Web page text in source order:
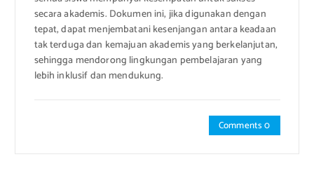
secara akademis. Dokumen ini, jika digunakan dengan
tepat, dapat menjembatani kesenjangan antara keadaan
tak terduga dan kemajuan akademis yang berkelanjutan,
sehingga mendorong lingkungan pembelajaran yang
lebih inklusif dan mendukung.
Comments 0